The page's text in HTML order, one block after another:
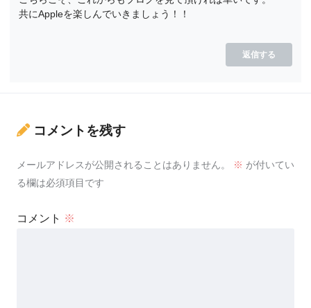
共にAppleを楽しんでいきましょう！！
返信する
コメントを残す
メールアドレスが公開されることはありません。 ※ が付いてい
る欄は必須項目です
コメント ※